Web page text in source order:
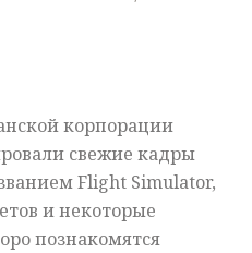
корпорации
свежие кадры
Flight Simulator,
и некоторые
познакомятся